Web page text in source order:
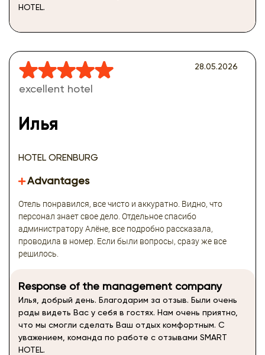
HOTEL.
excellent hotel
Илья
HOTEL ORENBURG
28.05.2026
Advantages
Отель понравился, все чисто и аккуратно. Видно, что
персонал знает свое дело. Отдельное спасибо
администратору Алёне, все подробно рассказала,
проводила в номер. Если были вопросы, сразу же все
решилось.
Response of the management company
Илья, добрый день. Благодарим за отзыв. Были очень
рады видеть Вас у себя в гостях. Нам очень приятно,
что мы смогли сделать Ваш отдых комфортным. С
уважением, команда по работе с отзывами SMART
HOTEL.